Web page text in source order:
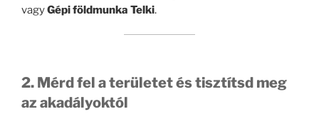
vagyGépi földmunka Telki.
2. Mérd fel a területet és tisztítsd meg
az akadályoktól